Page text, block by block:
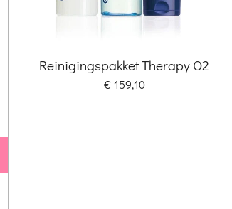
Reinigingspakket Therapy O2
€ 159,10